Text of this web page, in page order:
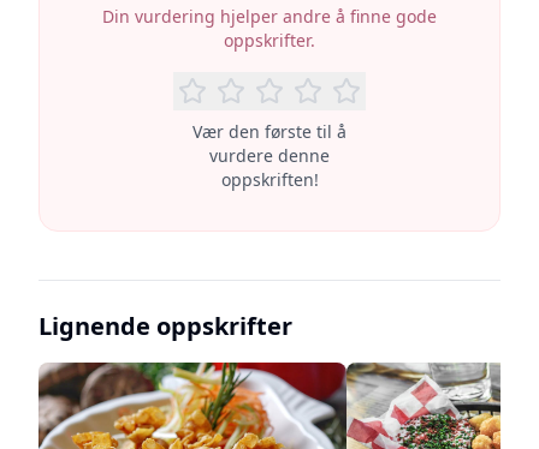
Din vurdering hjelper andre å finne gode
oppskrifter.
Vær den første til å
vurdere denne
oppskriften!
Lignende oppskrifter